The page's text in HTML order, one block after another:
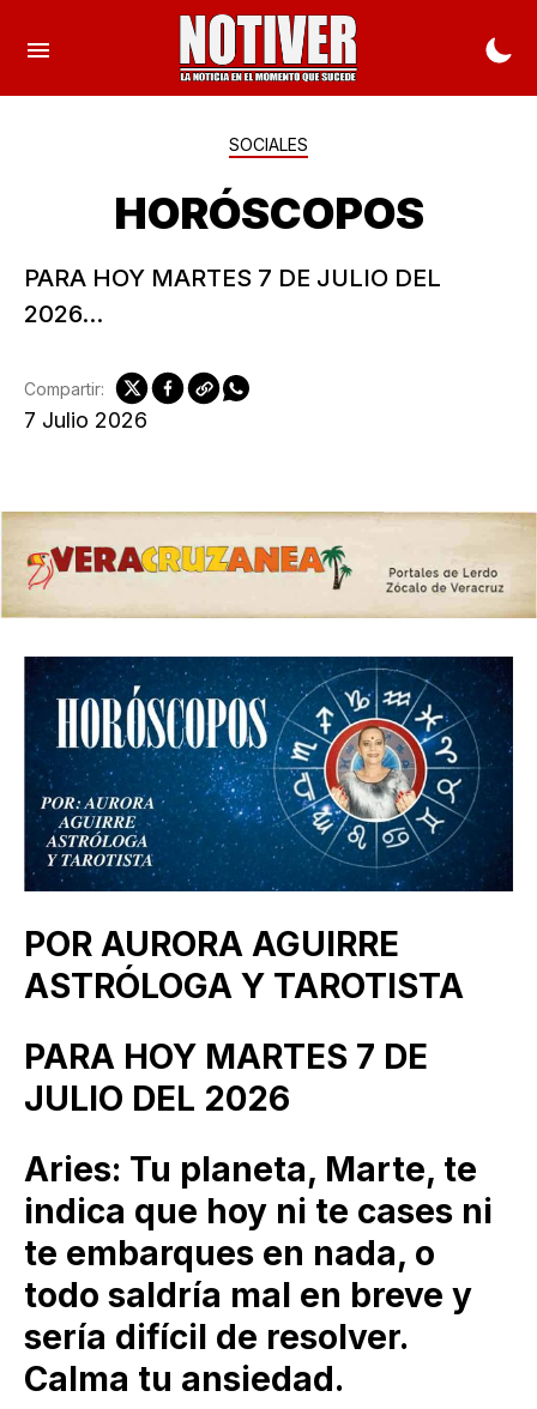
SOCIALES
HORÓSCOPOS
PARA HOY MARTES 7 DE JULIO DEL
2026...
7 Julio 2026
Compartir:
POR AURORA AGUIRRE
ASTRÓLOGA Y TAROTISTA
PARA HOY MARTES 7 DE
JULIO DEL 2026
Aries: Tu planeta, Marte, te
indica que hoy ni te cases ni
te embarques en nada, o
todo saldría mal en breve y
sería difícil de resolver.
Calma tu ansiedad.